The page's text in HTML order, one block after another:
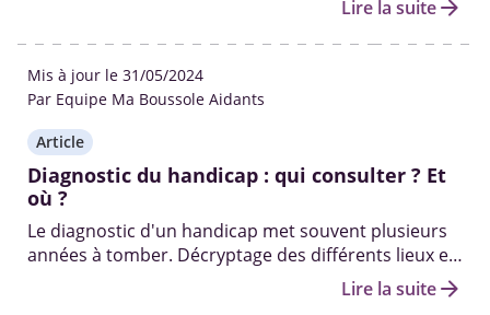
Lire la suitearrow_forward
Mis à jour le 31/05/2024
Par Equipe Ma Boussole Aidants
Article
Diagnostic du handicap : qui consulter ? Et
où ?
Le diagnostic d'un handicap met souvent plusieurs
années à tomber. Décryptage des différents lieux et
professionnels pour diagnostiquer un handicap.
Lire la suitearrow_forward